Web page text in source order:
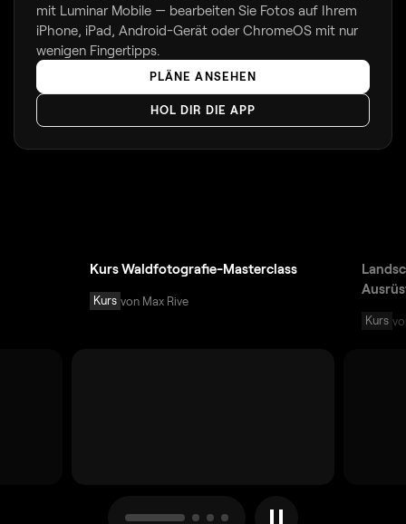
mit Luminar Mobile — bearbeiten Sie Fotos auf Ihrem
iPhone, iPad, Android-Gerät oder ChromeOS mit nur
wenigen Fingertipps.
PLÄNE ANSEHEN
HOL DIR DIE APP
Kurs Waldfotografie-Masterclass
Kurs von Max Rive
Kurs